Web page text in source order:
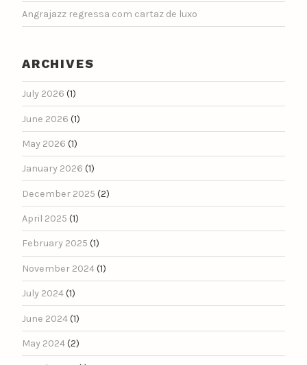
Angrajazz regressa com cartaz de luxo
ARCHIVES
July 2026 (1)
June 2026 (1)
May 2026 (1)
January 2026 (1)
December 2025 (2)
April 2025 (1)
February 2025 (1)
November 2024(1)
July 2024(1)
June 2024(1)
May 2024(2)